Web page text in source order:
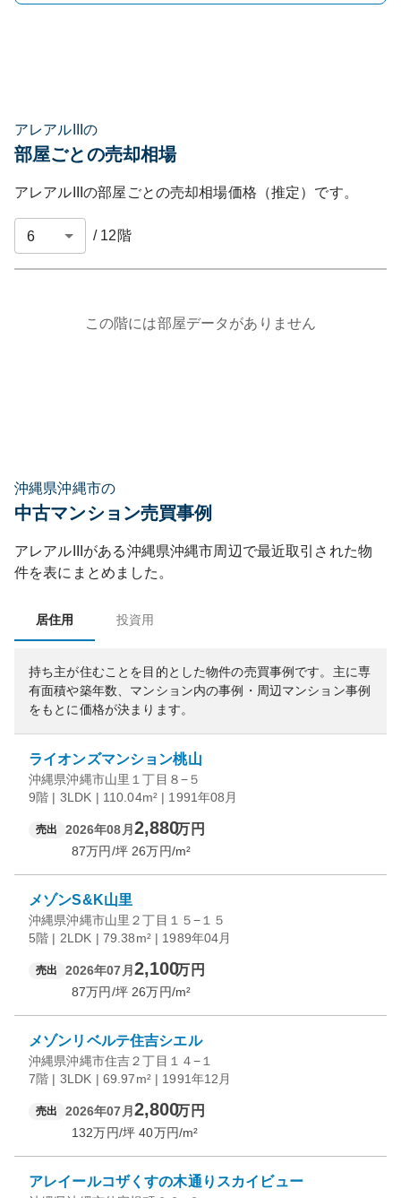
アレアルIIIの
部屋ごとの売却相場
アレアルIIIの部屋ごとの売却相場価格（推定）です。
/ 12 階
この階には部屋データがありません
沖縄県沖縄市の
中古マンション売買事例
アレアルIII がある沖縄県沖縄市周辺で最近取引された物
件を表にまとめました。
居住用 投資用
持ち主が住むことを目的とした物件の売買事例です。 主に専
有面積や築年数、マンション内の事例・周辺マンション事例
をもとに価格が決まります。
ライオンズマンション桃山
沖縄県沖縄市山里１丁目８−５
9階 | 3LDK | 110.04m² | 1991年08月
売出 2026年08月 2,880万円
87万円/坪 26万円/m²
メゾンS&K山里
沖縄県沖縄市山里２丁目１５−１５
5階 | 2LDK | 79.38m² | 1989年04月
売出 2026年07月 2,100万円
87万円/坪 26万円/m²
メゾンリベルテ住吉シエル
沖縄県沖縄市住吉２丁目１４−１
7階 | 3LDK | 69.97m² | 1991年12月
売出 2026年07月 2,800万円
132万円/坪 40万円/m²
アレイールコザくすの木通りスカイビュー